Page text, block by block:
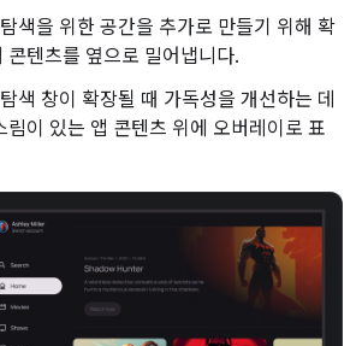
색을 위한 공간을 추가로 만들기 위해 확
콘텐츠를 옆으로 밀어냅니다.
색 창이 확장될 때 가독성을 개선하는 데
림이 있는 앱 콘텐츠 위에 오버레이로 표